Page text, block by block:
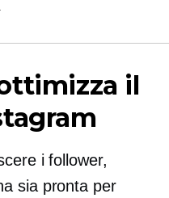
il
i follower,
sia pronta per